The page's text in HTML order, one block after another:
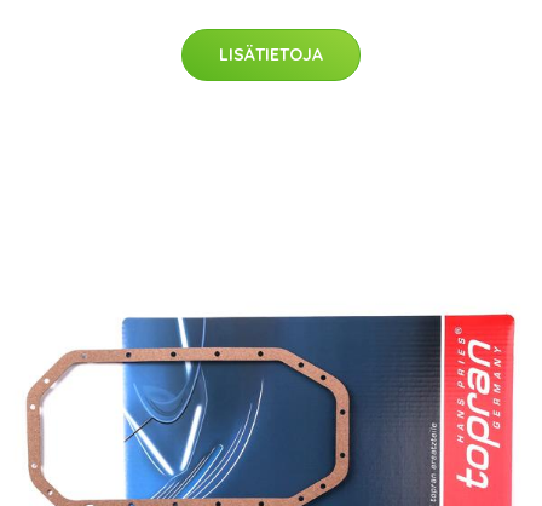
LISÄTIETOJA